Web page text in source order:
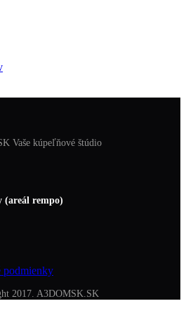
Vaše kúpeľňové štúdio
(areál rempo)
podmienky
2017. A3DOMSK.SK